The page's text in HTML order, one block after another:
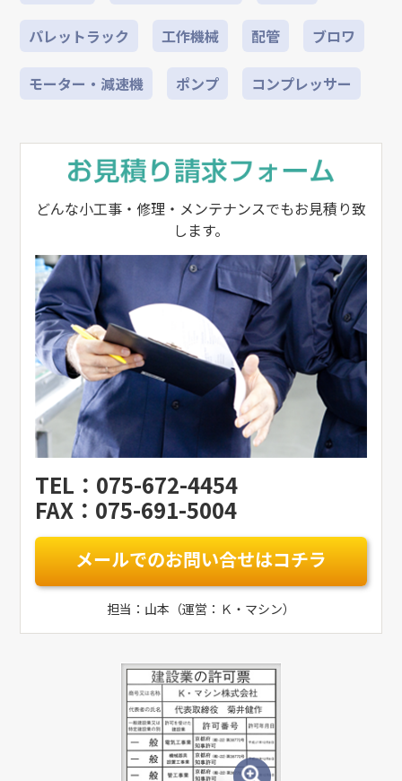
パレットラック 工作機械 配管 ブロワ
モーター・減速機 ポンプ コンプレッサー
どんな小工事・修理・メンテナンスでもお見積り致
します。
TEL：075-672-4454
FAX：075-691-5004
メールでのお問い合せはコチラ
担当：山本（運営：Ｋ・マシン）